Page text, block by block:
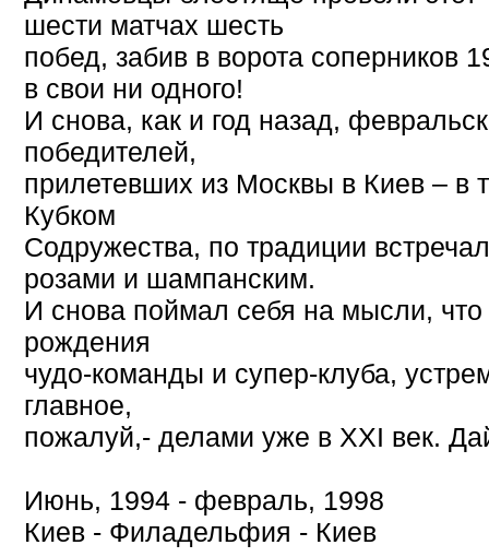
шести матчах шесть
побед, забив в ворота соперников
в свои ни одного!
И снова, как и год назад,
победителей,
прилетевших из Москвы в Киев – в
Кубком
Содружества, по традиции
розами и шампанским.
И снова поймал себя на мысли,
рождения
чудо-команды и супер-клуба,
главное,
пожалуй,- делами уже в ХХI век.
Июнь, 1994 - февраль, 1998
Киев - Филадельфия - Киев